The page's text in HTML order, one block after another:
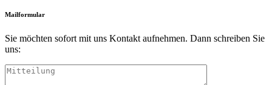
Mailformular
Sie möchten sofort mit uns Kontakt aufnehmen. Dann schreiben Sie
uns: